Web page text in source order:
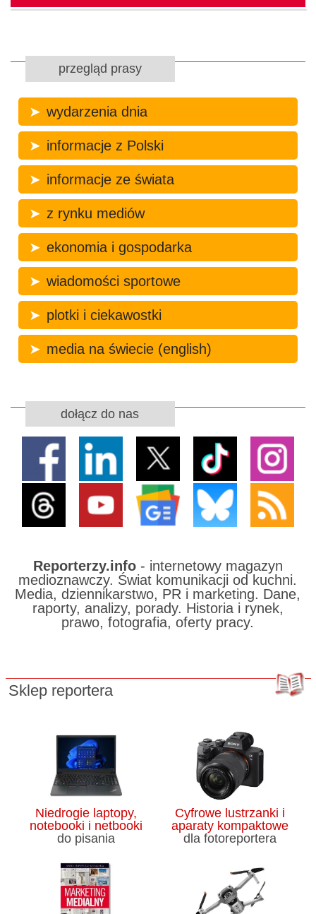
przegląd prasy
wydarzenia dnia
informacje z Polski
informacje ze świata
z rynku mediów
ekonomia i gospodarka
wiadomości sportowe
plotki i ciekawostki
media na świecie (english)
dołącz do nas
Reporterzy.info- internetowy magazyn
medioznawczy. Świat komunikacji od kuchni.
Media, dziennikarstwo, PR i marketing. Dane,
raporty, analizy, porady. Historia i rynek,
prawo, fotografia, oferty pracy.
Sklep reportera
Niedrogie laptopy,
notebooki i netbooki
do pisania
Cyfrowe lustrzanki i
aparaty kompaktowe
dla fotoreportera